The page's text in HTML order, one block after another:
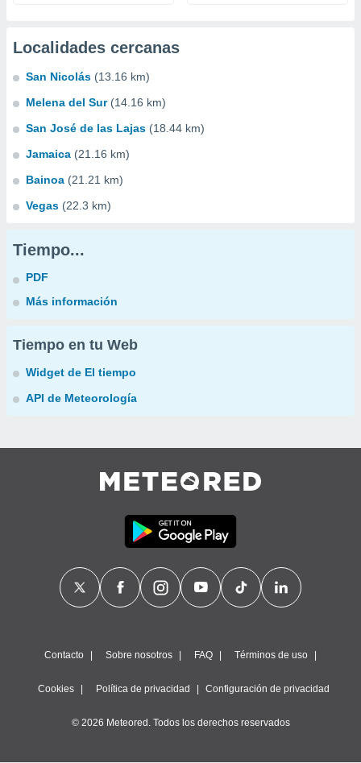
Localidades cercanas
San Nicolás (13.16 km)
Melena del Sur (14.16 km)
San José de las Lajas (18.44 km)
Jamaica (21.16 km)
Bainoa (21.21 km)
Vegas (22.3 km)
Tiempo...
PDF
Más información
Tiempo en tu Web
Widget de El tiempo
API de Meteorología
Contacto Sobre nosotros FAQ Términos de uso
Cookies Política de privacidad Configuración de privacidad
© 2026 Meteored. Todos los derechos reservados